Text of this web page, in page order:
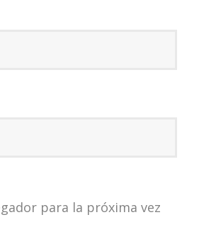
para la próxima vez